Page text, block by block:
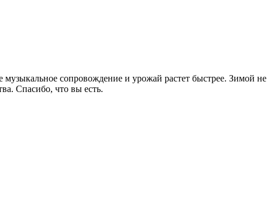
сопровождение и урожай растет быстрее. Зимой не
Спасибо, что вы есть.